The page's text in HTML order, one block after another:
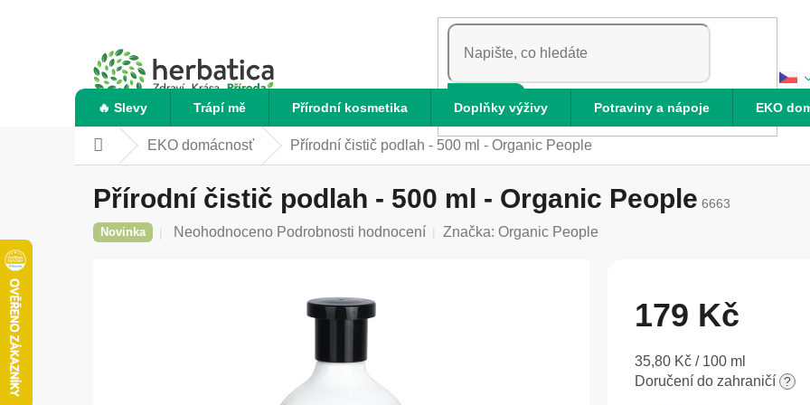
HLEDAT
🔥 Slevy Trápí mě Přírodní kosmetika Doplňky výživy Potraviny a nápoje EKO
Domů EKO domácnosť Přírodní čistič podlah - 500 ml - Organic People
Přírodní čistič podlah - 500 ml - Organic People 6663
Novinka
Průměrné
Neohodnoceno Podrobnosti hodnocení Značka: Organic People
179 Kč
Měrná
cena:
35,80 Kč / 100 ml
Doručení do zahraničí ?